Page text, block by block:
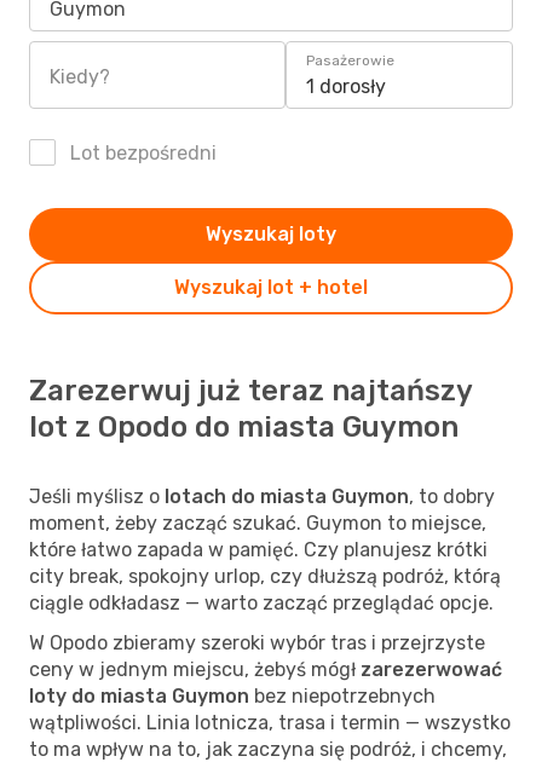
Guymon
Kiedy?
Pasażerowie
1 dorosły
Lot bezpośredni
Wyszukaj lot + hotel
Wyszukaj loty
Zarezerwuj już teraz najtańszy
lot z Opodo do miasta Guymon
Jeśli myślisz o lotach do miasta Guymon, to dobry
moment, żeby zacząć szukać. Guymon to miejsce,
które łatwo zapada w pamięć. Czy planujesz krótki
city break, spokojny urlop, czy dłuższą podróż, którą
ciągle odkładasz — warto zacząć przeglądać opcje.
W Opodo zbieramy szeroki wybór tras i przejrzyste
ceny w jednym miejscu, żebyś mógł zarezerwować
loty do miasta Guymon bez niepotrzebnych
wątpliwości. Linia lotnicza, trasa i termin — wszystko
to ma wpływ na to, jak zaczyna się podróż, i chcemy,